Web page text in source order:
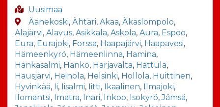
Uusimaa
Äänekoski, Ähtäri, Akaa, Äkäslompolo,
Alajärvi, Alavus, Asikkala, Askola, Aura, Espoo,
Eura, Eurajoki, Forssa, Haapajärvi, Haapavesi,
Hämeenkyrö, Hämeenlinna, Hamina,
Hankasalmi, Hanko, Harjavalta, Hattula,
Hausjärvi, Heinola, Helsinki, Hollola, Huittinen,
Hyvinkää, Ii, Iisalmi, Iitti, Ikaalinen, Ilmajoki,
Ilomantsi, Imatra, Inari, Inkoo, Isokyrö,Jämsä,